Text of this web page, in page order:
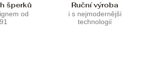
šperků
od
Ruční výroba
i s nejmodernější
technologií